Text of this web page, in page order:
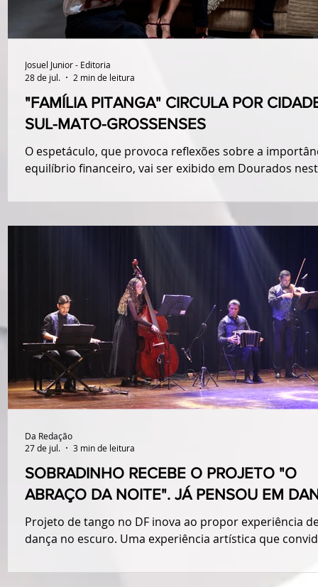
"FAMÍLIA PITANGA" CIRCULA POR
SUL-MATO-GROSSENSES
O espetáculo, que provoca reflexões sobre a
equilíbrio financeiro, vai ser exibido em Dourados
Erasmo Braga e em Campo Grande na quinta-feira
Josuel Junior - Editoria
28 de jul.
2 min de leitura
SOBRADINHO RECEBE O PROJETO "O
ABRAÇO DA NOITE". JÁ PENSOU EM
TANGO NO ESCURO?
Projeto de tango no DF inova ao propor experiência
dança no escuro. Uma experiência artística que
sob uma nova perspectiva.
Da Redação
27 de jul.
3 min de leitura